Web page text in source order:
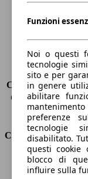
Peso
Sedili
Carico sul
Capacità di traino
Capacità di traino
Volume del
Consumi
Emissioni di
Consumo
Funzioni
Noi o questi
tecnologie
sito e per
in genere
abilitare
preferenze
tecnologie
disabilitato.
questi cookie
blocco di
influire sulla